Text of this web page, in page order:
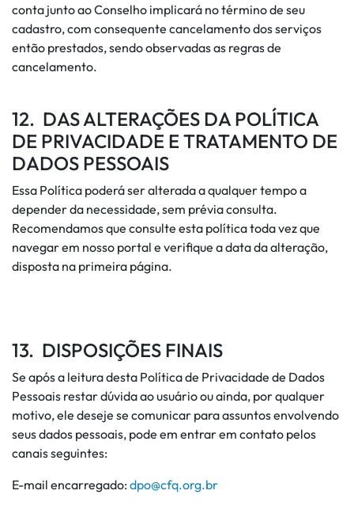
conta junto ao Conselho implicará no término de seu
cadastro, com consequente cancelamento dos serviços
então prestados, sendo observadas as regras de
cancelamento.
12. DAS ALTERAÇÕES DA POLÍTICA
DE PRIVACIDADE E TRATAMENTO DE
DADOS PESSOAIS
Essa Política poderá ser alterada a qualquer tempo a
depender da necessidade, sem prévia consulta.
Recomendamos que consulte esta política toda vez que
navegar em nosso portal e verifique a data da alteração,
disposta na primeira página.
13. DISPOSIÇÕES FINAIS
Se após a leitura desta Política de Privacidade de Dados
Pessoais restar dúvida ao usuário ou ainda, por qualquer
motivo, ele deseje se comunicar para assuntos envolvendo
seus dados pessoais, pode em entrar em contato pelos
canais seguintes:
E-mail encarregado: dpo@cfq.org.br